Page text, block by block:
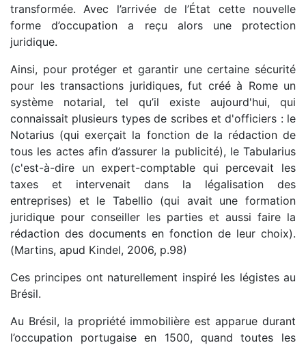
transformée. Avec l’arrivée de l’État cette nouvelle
forme d’occupation a reçu alors une protection
juridique.
Ainsi, pour protéger et garantir une certaine sécurité
pour les transactions juridiques, fut créé à Rome un
système notarial, tel qu’il existe aujourd'hui, qui
connaissait plusieurs types de scribes et d'officiers : le
Notarius (qui exerçait la fonction de la rédaction de
tous les actes afin d’assurer la publicité), le Tabularius
(c'est-à-dire un expert-comptable qui percevait les
taxes et intervenait dans la légalisation des
entreprises) et le Tabellio (qui avait une formation
juridique pour conseiller les parties et aussi faire la
rédaction des documents en fonction de leur choix).
(Martins, apud Kindel, 2006, p.98)
Ces principes ont naturellement inspiré les légistes au
Brésil.
Au Brésil, la propriété immobilière est apparue durant
l’occupation portugaise en 1500, quand toutes les